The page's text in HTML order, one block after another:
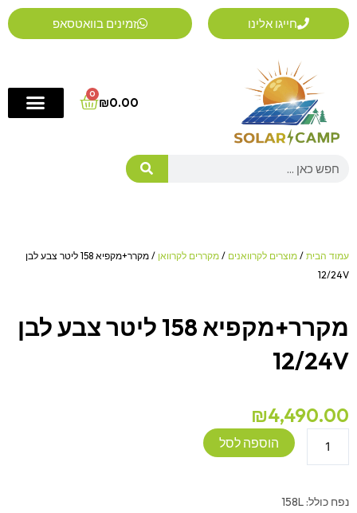
דילוג
לתוכן
חייגו אלינו זמינים בוואטסאפ
₪0.00
0
Cart
Search
עמוד הבית / מוצרים לקרוואנים / מקררים לקרוואן
/ מקרר+מקפיא 158 ליטר צבע לבן
12/24V
מקרר+מקפיא 158 ליטר צבע לבן
12/24V
₪4,490.00
הוספה לסל
נפח כולל: 158L